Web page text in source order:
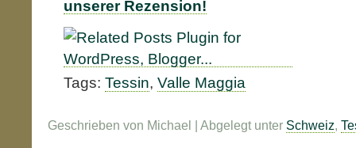
unserer Rezension!
Tags: Tessin, Valle Maggia
Geschrieben von Michael | Abgelegt unter Schweiz,